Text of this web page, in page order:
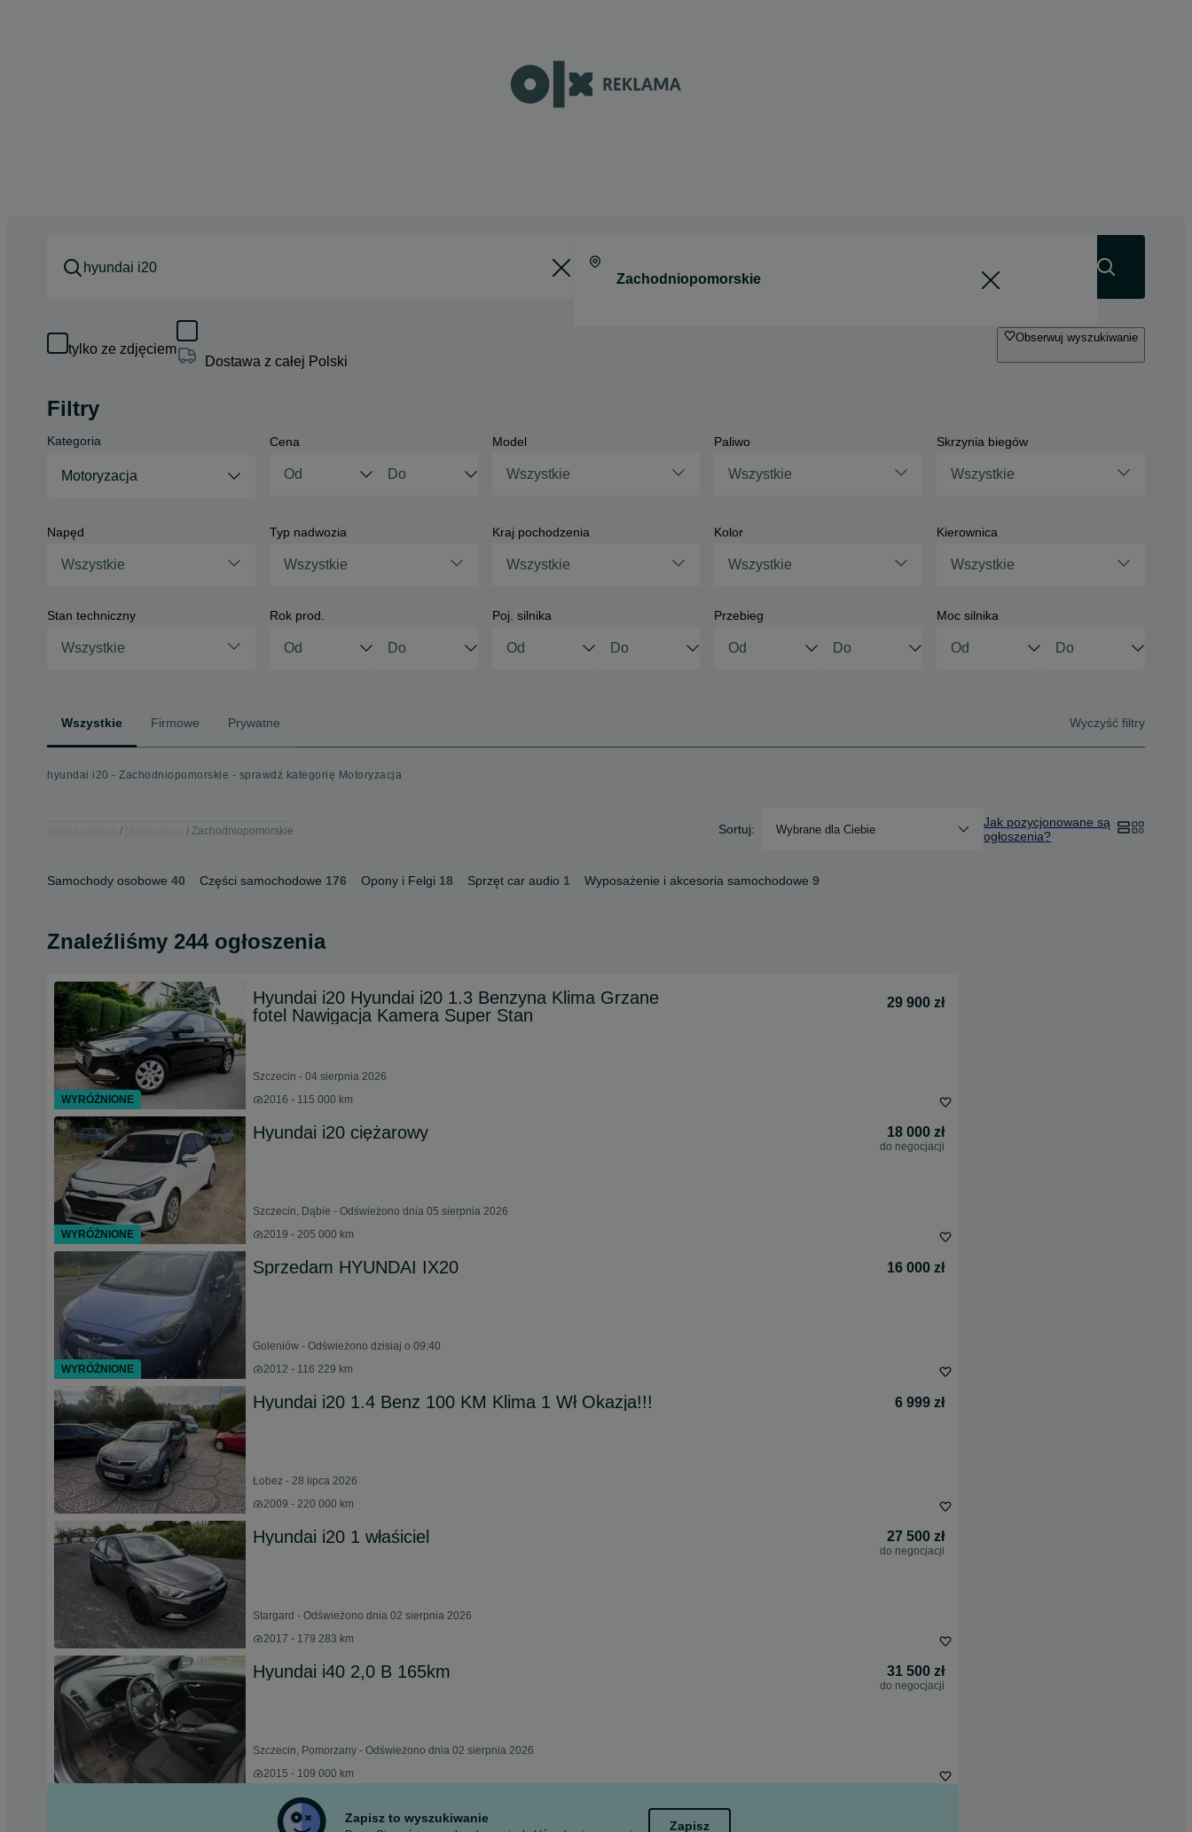
tylko ze zdjęciem
Dostawa z całej Polski
Obserwuj wyszukiwanie
Filtry
Kategoria
Motoryzacja
Cena Model
Wszystkie
Paliwo
Wszystkie
Skrzynia biegów
Wszystkie
Napęd
Wszystkie
Typ nadwozia
Wszystkie
Kraj pochodzenia
Wszystkie
Kolor
Wszystkie
Kierownica
Wszystkie
Stan techniczny
Wszystkie
Rok prod. Poj. silnika Przebieg Moc silnika
Wszystkie Firmowe Prywatne Wyczyść filtry
hyundai i20 - Zachodniopomorskie - sprawdź kategorię Motoryzacja
Zachodniopomorskie Sortuj: Wybrane dla Ciebie
Jak pozycjonowane są
ogłoszenia?
Samochody osobowe 40 Części samochodowe 176 Opony i Felgi 18 Sprzęt car audio 1 Wyposażenie i akcesoria samochodowe 9
Znaleźliśmy 244 ogłoszenia
Hyundai i20 Hyundai i20 1.3 Benzyna Klima Grzane
fotel Nawigacja Kamera Super Stan
29 900 zł
Szczecin - 04 sierpnia 2026
2016 - 115 000 km
Hyundai i20 ciężarowy 18 000 zł
do negocjacji
Szczecin, Dąbie - Odświeżono dnia 05 sierpnia 2026
2019 - 205 000 km
Sprzedam HYUNDAI IX20 16 000 zł
Goleniów - Odświeżono dzisiaj o 09:40
2012 - 116 229 km
Hyundai i20 1.4 Benz 100 KM Klima 1 Wł Okazja!!! 6 999 zł
Łobez - 28 lipca 2026
2009 - 220 000 km
Hyundai i20 1 właśiciel 27 500 zł
do negocjacji
Stargard - Odświeżono dnia 02 sierpnia 2026
2017 - 179 283 km
Hyundai i40 2,0 B 165km 31 500 zł
do negocjacji
Szczecin, Pomorzany - Odświeżono dnia 02 sierpnia 2026
2015 - 109 000 km
Zapisz to wyszukiwanie
Zapisz
WYRÓŻNIONE
WYRÓŻNIONE
WYRÓŻNIONE